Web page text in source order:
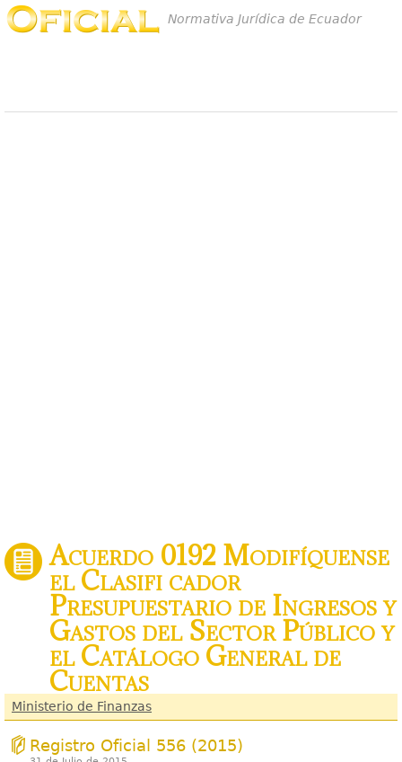
Normativa Jurídica de Ecuador
Acuerdo 0192 Modifíquense
el Clasifi cador
Presupuestario de Ingresos y
Gastos del Sector Público y
el Catálogo General de
Cuentas
Ministerio de Finanzas
Registro Oficial 556 (2015)